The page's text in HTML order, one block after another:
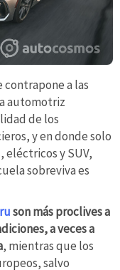
contrapone a las
automotriz
de los
y en donde solo
eléctricos y SUV,
sobreviva es
son más proclives a
a veces a
, mientras que los
salvo